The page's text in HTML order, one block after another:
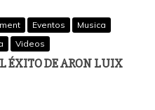
Eventos
Musica
Videos
ÉXITO DE ARON LUIX